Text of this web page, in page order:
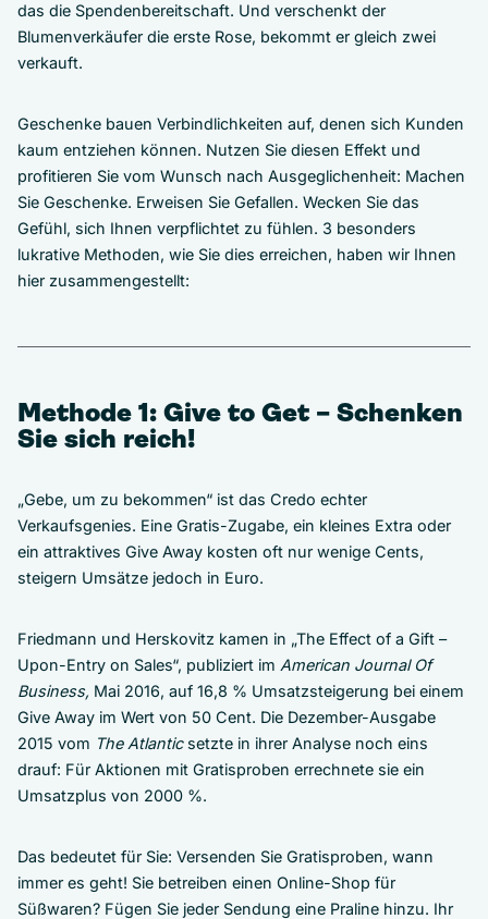
das die Spendenbereitschaft. Und verschenkt der
Blumenverkäufer die erste Rose, bekommt er gleich zwei
verkauft.
Geschenke bauen Verbindlichkeiten auf, denen sich Kunden
kaum entziehen können. Nutzen Sie diesen Effekt und
profitieren Sie vom Wunsch nach Ausgeglichenheit: Machen
Sie Geschenke. Erweisen Sie Gefallen. Wecken Sie das
Gefühl, sich Ihnen verpflichtet zu fühlen. 3 besonders
lukrative Methoden, wie Sie dies erreichen, haben wir Ihnen
hier zusammengestellt:
Methode 1: Give to Get – Schenken
Sie sich reich!
„Gebe, um zu bekommen“ ist das Credo echter
Verkaufsgenies. Eine Gratis-Zugabe, ein kleines Extra oder
ein attraktives Give Away kosten oft nur wenige Cents,
steigern Umsätze jedoch in Euro.
Friedmann und Herskovitz kamen in „The Effect of a Gift –
Upon-Entry on Sales“, publiziert im American Journal Of
Business, Mai 2016, auf 16,8 % Umsatzsteigerung bei einem
Give Away im Wert von 50 Cent. Die Dezember-Ausgabe
2015 vom The Atlanticsetzte in ihrer Analyse noch eins
drauf: Für Aktionen mit Gratisproben errechnete sie ein
Umsatzplus von 2000 %.
Das bedeutet für Sie: Versenden Sie Gratisproben, wann
immer es geht! Sie betreiben einen Online-Shop für
Süßwaren? Fügen Sie jeder Sendung eine Praline hinzu. Ihr